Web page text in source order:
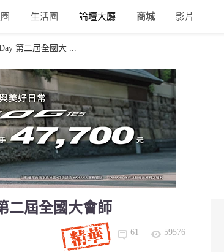
生活圈 論壇大廳 商城 影片
第二屆全國大 ...
二屆全國大會師
61 59576